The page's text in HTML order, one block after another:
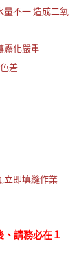
量不一 造成二氧
霧化嚴重
差
立即填縫作業
、請務必在１